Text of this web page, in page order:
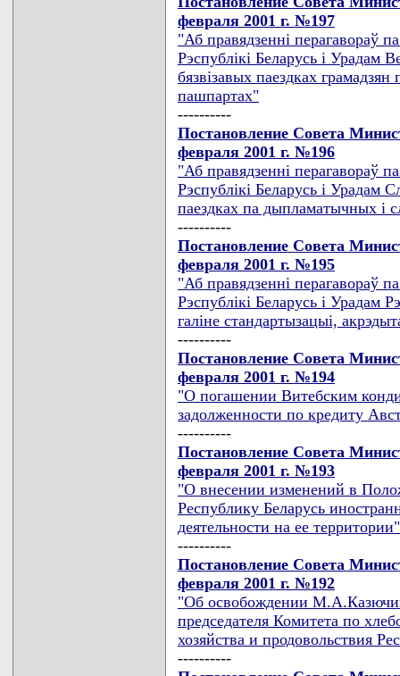
февраля 2001 г. №197
"Аб правядзеннi перагавораў
Рэспублiкi Беларусь i Урадам
бязвiзавых паездках
пашпартах"
----------
Постановление Совета
февраля 2001 г. №196
"Аб правядзеннi перагавораў
Рэспублiкi Беларусь i Урадам
паездках па дыпламатычных i
----------
Постановление Совета
февраля 2001 г. №195
"Аб правядзеннi перагавораў
Рэспублiкi Беларусь i Урадам
галiне стандартызацыi,
----------
Постановление Совета
февраля 2001 г. №194
"О погашении Витебским
задолженности по кредиту
----------
Постановление Совета
февраля 2001 г. №193
"О внесении изменений в
Республику Беларусь
деятельности на ее территории"
----------
Постановление Совета
февраля 2001 г. №192
"Об освобождении
председателя Комитета по
хозяйства и продовольствия
----------